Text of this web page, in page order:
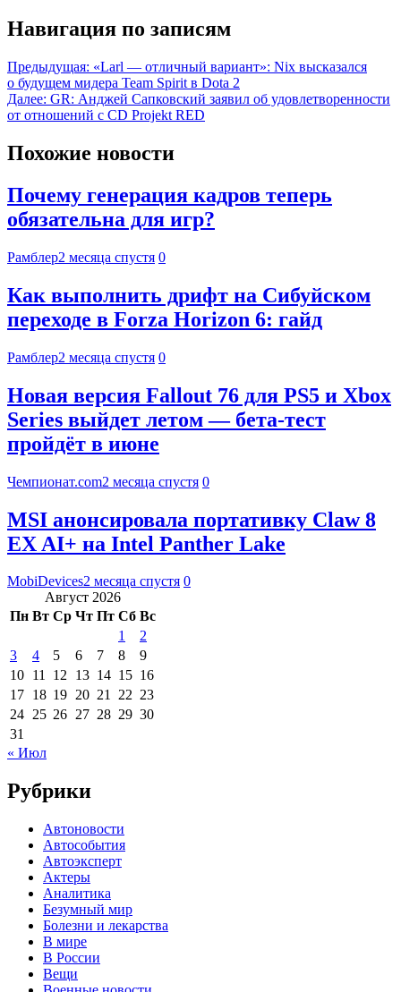
Навигация по записям
Предыдущая: «Larl — отличный вариант»: Nix высказался
о будущем мидера Team Spirit в Dota 2
Далее: GR: Анджей Сапковский заявил об удовлетворенности
от отношений с CD Projekt RED
Похожие новости
Почему генерация кадров теперь
обязательна для игр?
Рамблер2 месяца спустя 0
Как выполнить дрифт на Сибуйском
переходе в Forza Horizon 6: гайд
Рамблер2 месяца спустя 0
Новая версия Fallout 76 для PS5 и Xbox
Series выйдет летом — бета-тест
пройдёт в июне
Чемпионат.com2 месяца спустя 0
MSI анонсировала портативку Claw 8
EX AI+ на Intel Panther Lake
MobiDevices2 месяца спустя 0
Август 2026
Пн Вт Ср Чт Пт Сб Вс
1
2
3
4 5 6 7 8
9
10 11 12 13 14 15 16
17 18 19 20 21 22 23
24 25 26 27 28 29 30
31
« Июл
Рубрики
Автоновости
Автособытия
Автоэксперт
Актеры
Аналитика
Безумный мир
Болезни и лекарства
В мире
В России
Вещи